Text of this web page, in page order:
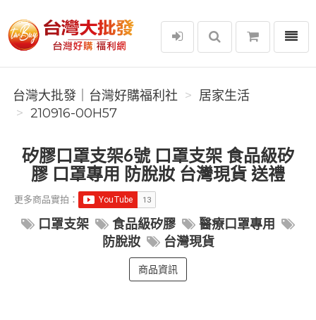
台灣大批發｜台灣好購福利社
選單
台灣大批發｜台灣好購福利社
居家生活
210916-00H57
矽膠口罩支架6號 口罩支架 食品級矽
膠 口罩專用 防脫妝 台灣現貨 送禮
更多商品實拍：
口罩支架 食品級矽膠
醫療口罩專用
防脫妝
台灣現貨
商品資訊